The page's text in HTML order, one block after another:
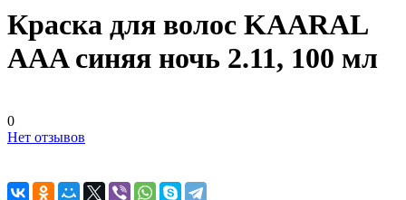
Краска для волос KAARAL
AAA синяя ночь 2.11, 100 мл
0
Нет отзывов